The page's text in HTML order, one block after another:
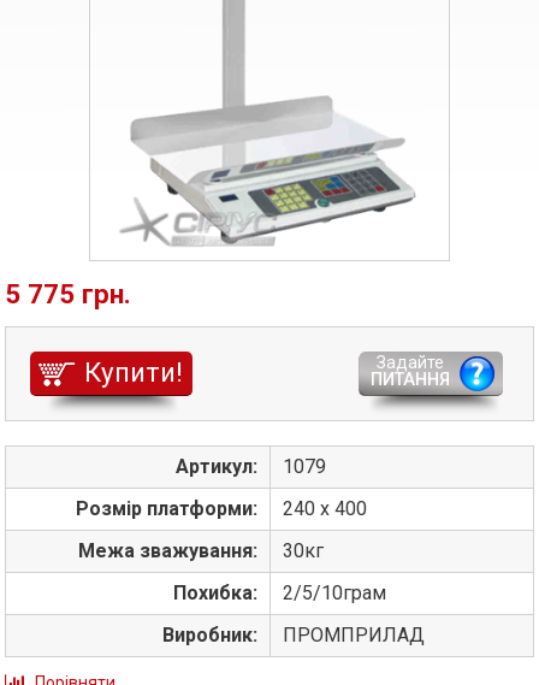
5 775 грн.
Купити!
Задайте
ПИТАННЯ
Артикул:
1079
Розмір платформи:
240 х 400
Межа зважування:
30кг
Похибка:
2/5/10грам
Виробник:
ПРОМПРИЛАД